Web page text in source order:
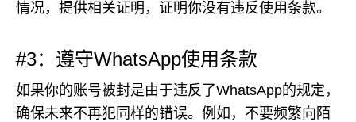
情况，提供相关证明，证明你没有违反使用条款。
#3：遵守WhatsApp使用条款
如果你的账号被封是由于违反了WhatsApp的规定，
确保未来不再犯同样的错误。例如，不要频繁向陌